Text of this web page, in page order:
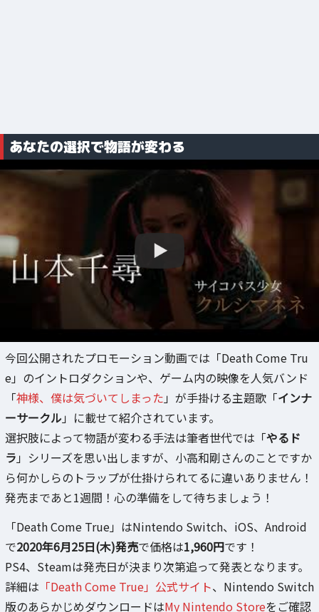
あなたの選択で物語が変わる
今回公開されたプロモーション動画では「Death Come Tru
e」のイントロダクションや、ゲーム内の映像を人気バンド
「神様、僕は気づいてしまった 」が手掛ける主題歌「インナ
ーサークル」に載せて紹介されています。
選択肢によって物語が変わる手法は筆者世代では「やるド
ラ 」シリーズを思い出しますが、小高和剛さんのことですか
ら何かしらのトラップが仕掛けられてるに違いありません！
発売まであと1週間！心の準備をして待ちましょう！
「Death Come True」はNintendo Switch、iOS、Android
で2020年6月25日(木)発売で価格は1,960円です！
PS4、Steamは発売日が決まり次第追って発表となります。
詳細は 「Death Come True」公式サイト、Nintendo Switch
版のあらかじめダウンロードはMy Nintendo Storeをご確認